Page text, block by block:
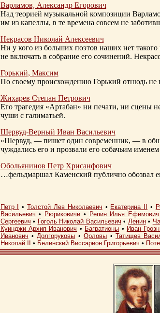
Варламов, Александр Егорович
Над теорией музыкальной композиции
им из капеллы, в те времена совсем не
Некрасов Николай Алексеевич
Ни у кого из больших поэтов наших нет такого
не включать в собрание его сочинений.
Горький, Максим
По своему происхождению Горький отнюдь не
Жихарев Степан Петрович
Его трагедия «Артабан» ни печати, ни сцены
чуши с галиматьей.
Шервуд-Верный Иван Васильевич
«Шервуд, — пишет один современник, — в
чуждались его и прозвали его собачьим
Обольянинов Петр Хрисанфович
…фельдмаршал Каменский публично обозвал
Петр I •Толстой Лев Николаевич • Екатерина II •
Васильевич • Рюриковичи • Репин Илья Ефимович
Сергеевич • Гоголь Николай Васильевич • Ленин•
Куинджи Архип Иванович • Багратионы • Иван
Иванович • Долгоруковы •Орловы • Татищев
Николай II • Белинский Виссарион Григорьевич •